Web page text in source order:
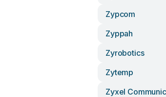
Zypcom
Zyppah
Zyrobotics
Zytemp
Zyxel